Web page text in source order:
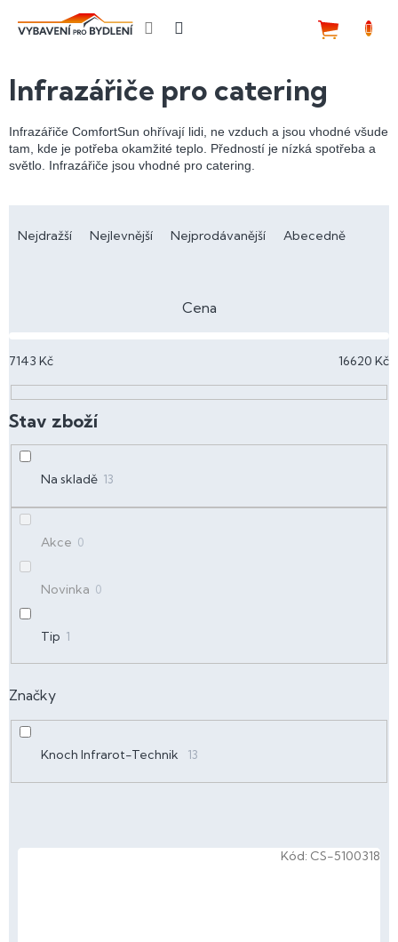
Infrazářiče pro catering
Infrazářiče ComfortSun ohřívají lidi, ne vzduch a jsou vhodné všude
tam, kde je potřeba okamžité teplo. Předností je nízká spotřeba a
světlo. Infrazářiče jsou vhodné pro catering.
a
í
r
o
d
u
k
ů
Nejdražší Nejlevnější Nejprodávanější Abecedně
Cena
7143 Kč 16620 Kč
Na skladě 13
Akce 0
Novinka 0
Tip 1
Značky
Knoch Infrarot-Technik 13
V
Kód: CS-5100318